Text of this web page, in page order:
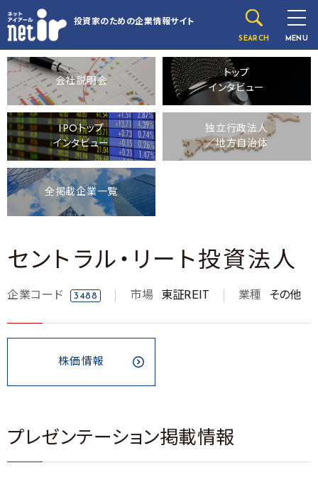
投資家のための企業情報サイト
SEARCH MENU
会社説明会
トップ
インタビュー
IPOトップ
インタビュー
独立行政法人
／地方自治体
全掲載企業一覧
セントラル・リート投資法人
企業コード 3488 市場 東証REIT 業種 その他
株価情報
プレゼンテーション掲載情報